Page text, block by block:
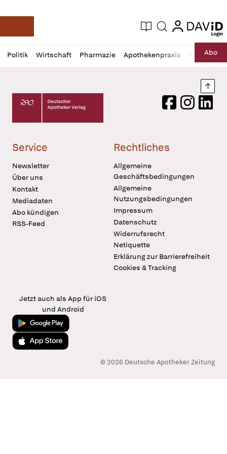
Deutsche Apotheker Zeitung
Aktuelle Ausgabe
Suche login
login
Politik Wirtschaft Pharmazie Apothekenpraxis RechtAbo
Profil
öffnen
Daz
Pur
Deutscher Apotheker Verlag Logo
FacebookInstagram
Service
Newsletter
Über uns
Kontakt
Mediadaten
Abo kündigen
RSS-Feed
Rechtliches
Allgemeine
Geschäftsbedingungen
Allgemeine
Nutzungsbedingungen
Impressum
Datenschutz
Widerrufsrecht
Netiquette
Erklärung zur Barrierefreiheit
Cookies & Tracking
Jetzt auch als App für iOS
und Android
Jetzt bei Google Play
Laden im App Store
© 2026 Deutsche Apotheker Zeitung